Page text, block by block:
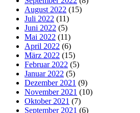
August 2022 (15)
Juli 2022 (11)
Juni 2022 (5)
Mai 2022 (11)
April 2022 (6)
März 2022 (15)
Februar 2022 (5)
Januar 2022 (5)
Dezember 2021 (9)
November 2021 (10)
Oktober 2021 (7)
September 2021 (6)